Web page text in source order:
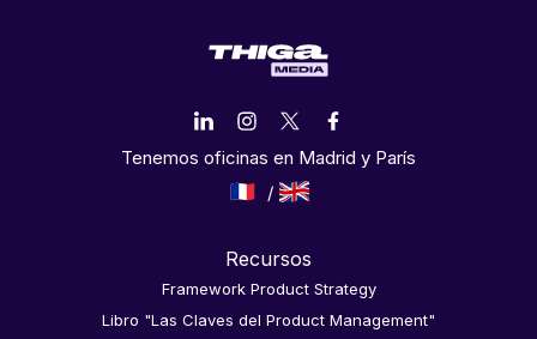
Tenemos oficinas en Madrid y París
Recursos
Framework Product Strategy
Libro "Las Claves del Product Management"